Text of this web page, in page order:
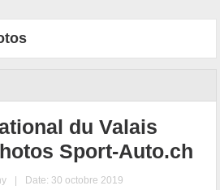
du Valais
Sport-Auto.ch
| Date: 30 octobre 2019